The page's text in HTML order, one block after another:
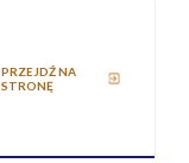
PRZEJDŹ NA
STRONĘ